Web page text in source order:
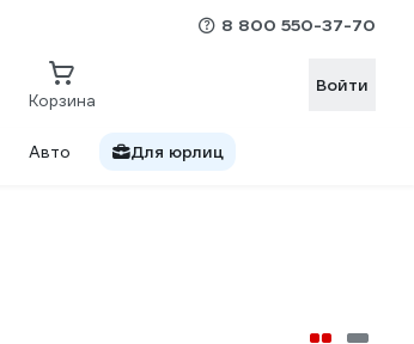
8 800 550-37-70
Корзина
Войти
Авто Для юрлиц